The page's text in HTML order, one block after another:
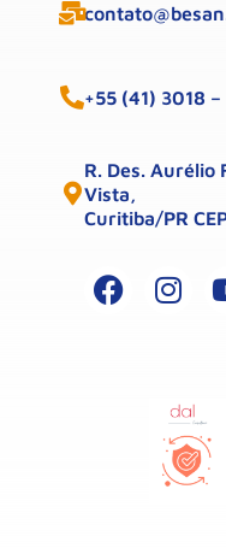
+55 (41) 3018 –
R. Des. Aurélio
Vista,
Curitiba/PR